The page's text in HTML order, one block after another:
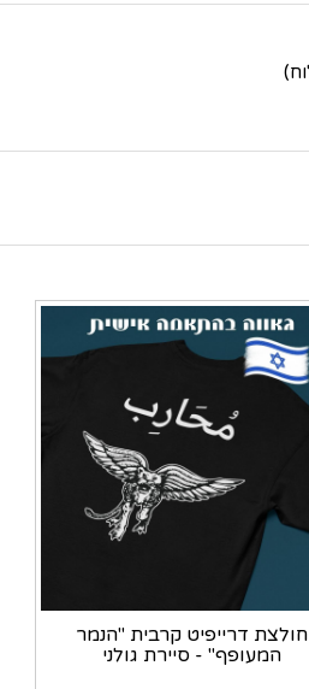
חולצת דרייפיט קרבית "הנמר
המעופף" - סיירת גולני